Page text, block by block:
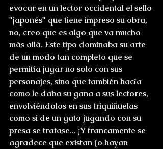
evocar en un lector occidental el sello
"japonés" que tiene impreso su obra,
no, creo que es algo que va mucho
más allá. Este tipo dominaba su arte
de un modo tan completo que se
permitía jugar no solo con sus
personajes, sino que también hacía
como le daba su gana a sus lectores,
envolviéndolos en sus triquiñuelas
como si de un gato jugando con su
presa se tratase... ¡Y francamente se
agradece que existan (o hayan